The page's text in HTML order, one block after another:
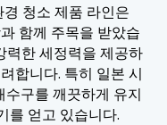
청소 제품 라인은
함께 주목을 받았습
력한 세정력을 제공하
합니다. 특히 일본 시
구를 깨끗하게 유지
를 얻고 있습니다.